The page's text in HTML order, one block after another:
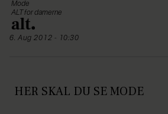
Mode
ALT for damerne
6. Aug 2012 - 10:30
HER SKAL DU SE MODE